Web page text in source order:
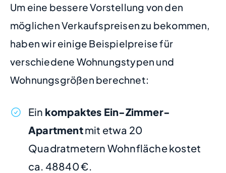
Um eine bessere Vorstellung von den
möglichen Verkaufspreisen zu bekommen,
haben wir einige Beispielpreise für
verschiedene Wohnungstypen und
Wohnungsgrößen berechnet:
Ein kompaktes Ein-Zimmer-
Apartmentmit etwa 20
Quadratmetern Wohnfläche kostet
ca. 48840 €.